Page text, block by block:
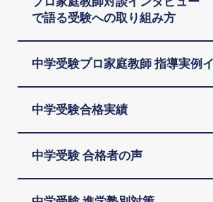
で語る受験への取り組み方
中学受験プロ家庭教師 指導実例
中学受験合格実績
中学受験 合格者の声